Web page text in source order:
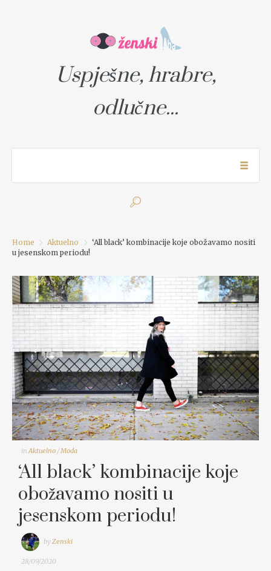
Uspješne, hrabre,
odlučne...
Home Aktuelno
‘All black’ kombinacije koje obožavamo nositi
u jesenskom periodu!
in Aktuelno/Moda
‘All black’ kombinacije koje
obožavamo nositi u
jesenskom periodu!
byZenski
28/09/2020